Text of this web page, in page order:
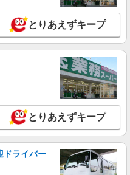
とりあえずキープ
とりあえずキープ
ドライバー